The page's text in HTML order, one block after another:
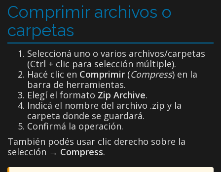
Comprimir archivos o
carpetas
Seleccioná uno o varios archivos/carpetas
(Ctrl + clic para selección múltiple).
Hacé clic en Comprimir (Compress) en la
barra de herramientas.
Elegí el formato Zip Archive.
Indicá el nombre del archivo .zip y la
carpeta donde se guardará.
Confirmá la operación.
También podés usar clic derecho sobre la
selección → Compress.